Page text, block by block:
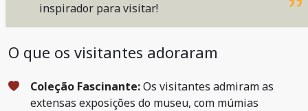
inspirador para visitar!
O que os visitantes adoraram
Coleção Fascinante:Os visitantes admiram as
extensas exposições do museu, com múmias